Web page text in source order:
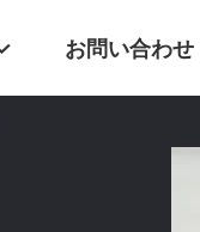
お問い合わせ